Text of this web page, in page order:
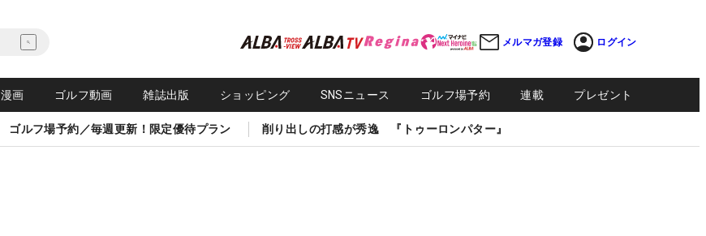
メルマガ登録 ログイン
漫画 ゴルフ動画 雑誌出版 ショッピング SNSニュース ゴルフ場予約 連載 プレゼント
ゴルフ場予約／毎週更新！限定優待プラン 削り出しの打感が秀逸 『トゥーロンパター』